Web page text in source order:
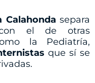
Calahonda separa
el de otras
la Pediatría,
que sí se